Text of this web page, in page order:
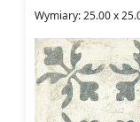
Płytki
Wymiary: 25.00 x